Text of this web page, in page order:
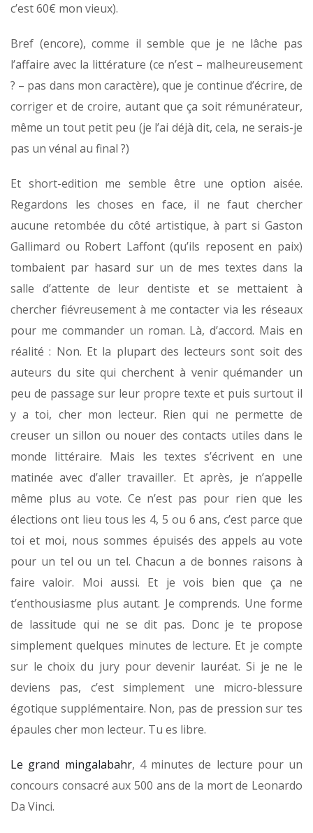
c’est 60€ mon vieux).
Bref (encore), comme il semble que je ne lâche pas
l’affaire avec la littérature (ce n’est – malheureusement
? – pas dans mon caractère), que je continue d’écrire, de
corriger et de croire, autant que ça soit rémunérateur,
même un tout petit peu (je l’ai déjà dit, cela, ne serais-je
pas un vénal au final ?)
Et short-edition me semble être une option aisée.
Regardons les choses en face, il ne faut chercher
aucune retombée du côté artistique, à part si Gaston
Gallimard ou Robert Laffont (qu’ils reposent en paix)
tombaient par hasard sur un de mes textes dans la
salle d’attente de leur dentiste et se mettaient à
chercher fiévreusement à me contacter via les réseaux
pour me commander un roman. Là, d’accord. Mais en
réalité : Non. Et la plupart des lecteurs sont soit des
auteurs du site qui cherchent à venir quémander un
peu de passage sur leur propre texte et puis surtout il
y a toi, cher mon lecteur. Rien qui ne permette de
creuser un sillon ou nouer des contacts utiles dans le
monde littéraire. Mais les textes s’écrivent en une
matinée avec d’aller travailler. Et après, je n’appelle
même plus au vote. Ce n’est pas pour rien que les
élections ont lieu tous les 4, 5 ou 6 ans, c’est parce que
toi et moi, nous sommes épuisés des appels au vote
pour un tel ou un tel. Chacun a de bonnes raisons à
faire valoir. Moi aussi. Et je vois bien que ça ne
t’enthousiasme plus autant. Je comprends. Une forme
de lassitude qui ne se dit pas. Donc je te propose
simplement quelques minutes de lecture. Et je compte
sur le choix du jury pour devenir lauréat. Si je ne le
deviens pas, c’est simplement une micro-blessure
égotique supplémentaire. Non, pas de pression sur tes
épaules cher mon lecteur. Tu es libre.
Le grand mingalabahr, 4 minutes de lecture pour un
concours consacré aux 500 ans de la mort de Leonardo
Da Vinci.